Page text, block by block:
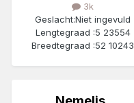
3k
Geslacht:Niet ingevuld
Lengtegraad :5 23554
Breedtegraad :52 10243